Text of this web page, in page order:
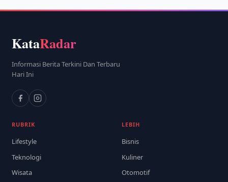
KataRadar
Informasi Berita Terkini Dan Terbaru
Hari Ini
RUBRIK
Lifestyle
Teknologi
Wisata
LEBIH
Bisnis
Kuliner
Otomotif